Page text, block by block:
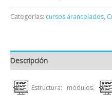
Categorías: cursos arancelados,
Descripción
Estructura: módulos.